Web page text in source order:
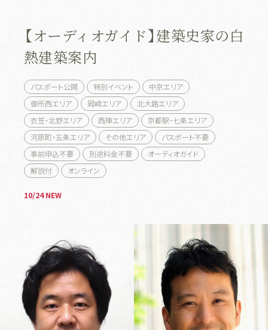
【オーディオガイド】建築史家の白
熱建築案内
パスポート公開 特別イベント
中京エリア
御所西エリア
岡崎エリア
北大路エリア
衣笠・北野エリア
西陣エリア
京都駅・七条エリア
河原町・五条エリア
その他エリア
パスポート不要
事前申込不要
別途料金不要
オーディオガイド
解説付
オンライン
10/24 NEW